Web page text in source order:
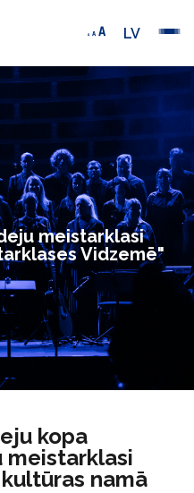
LV
meistarklasi
Vidzemē"
kopa
meistarklasi
namā